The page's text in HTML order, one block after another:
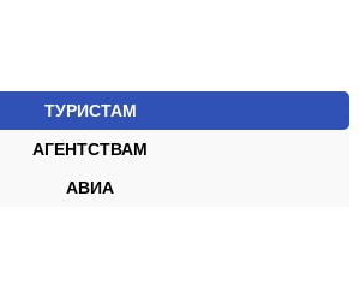
ТУРИСТАМ
АГЕНТСТВАМ
АВИА